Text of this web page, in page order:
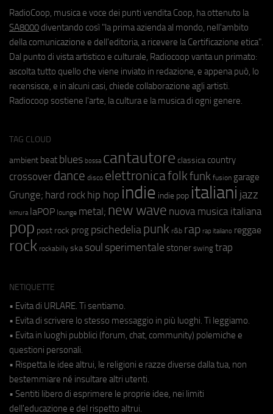
RadioCoop, musica e voce dei punti vendita Coop, ha ottenuto la
SA8000 diventando così "la prima azienda al mondo, nell'ambito
della comunicazione e dell'editoria, a ricevere la Certificazione etica".
Dal punto di vista artistico e culturale, Radiocoop vanta un primato:
ascolta tutto quello che viene inviato in redazione, e appena può, lo
recensisce, e in alcuni casi, chiede collaborazione agli artisti.
Radiocoop sostiene l'arte, la cultura e la musica di ogni genere.
TAG CLOUD
ambient beat blues bossa cantautore classica country
crossover dance disco elettronicafolkfunk fusion garage
Grunge; hard rock hip hop indie indie pop italiani jazz
kimura laPOP lounge metal; new wave nuova musica italiana
pop post rock prog psichedeliapunk r&b rap rap italiano reggae
rock rockabilly ska soul sperimentale stoner swing trap
NETIQUETTE
• Evita di URLARE. Ti sentiamo.
• Evita di scrivere lo stesso messaggio in più luoghi. Ti leggiamo.
• Evita in luoghi pubblici (forum, chat, community) polemiche e
questioni personali.
• Rispetta le idee altrui, le religioni e razze diverse dalla tua, non
bestemmiare né insultare altri utenti.
• Sentiti libero di esprimere le proprie idee, nei limiti
dell'educazione e del rispetto altrui.